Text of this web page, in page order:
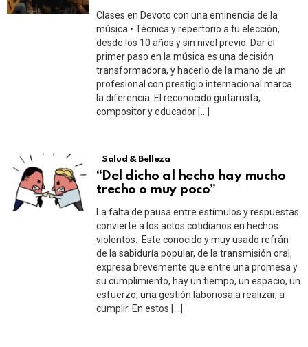
Clases en Devoto con una eminencia de la
música • Técnica y repertorio a tu elección,
desde los 10 años y sin nivel previo. Dar el
primer paso en la música es una decisión
transformadora, y hacerlo de la mano de un
profesional con prestigio internacional marca
la diferencia. El reconocido guitarrista,
compositor y educador […]
Salud & Belleza
“Del dicho al hecho hay mucho
trecho o muy poco”
La falta de pausa entre estímulos y respuestas
convierte a los actos cotidianos en hechos
violentos. Este conocido y muy usado refrán
de la sabiduría popular, de la transmisión oral,
expresa brevemente que entre una promesa y
su cumplimiento, hay un tiempo, un espacio, un
esfuerzo, una gestión laboriosa a realizar, a
cumplir. En estos […]